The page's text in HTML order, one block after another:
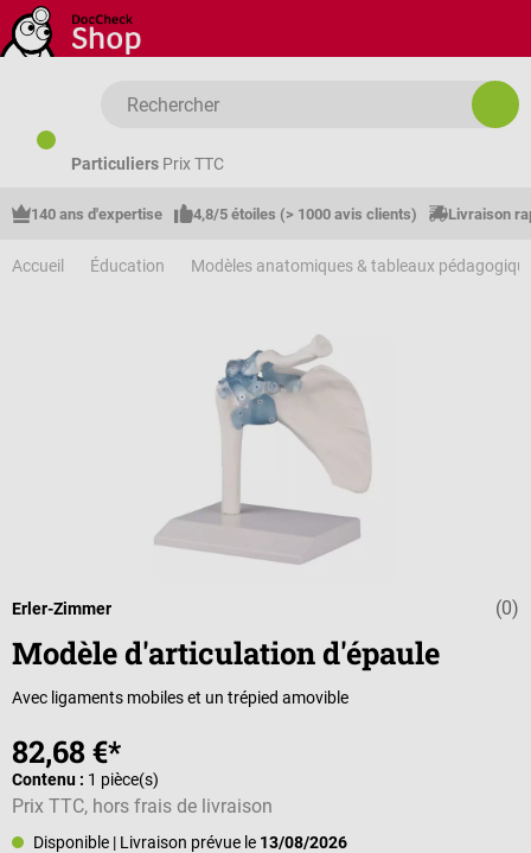
Passer au contenu principal
Particuliers Prix TTC
140 ans d'expertise 4,8/5 étoiles (> 1000 avis clients) Livraison
Accueil Éducation Modèles anatomiques & tableaux
Note (0)
Erler-Zimmer
Modèle d'articulation d'épaule
Avec ligaments mobiles et un trépied amovible
82,68 €*
Contenu : 1 pièce(s)
Prix TTC, hors frais de livraison
Disponible | Livraison prévue le 13/08/2026